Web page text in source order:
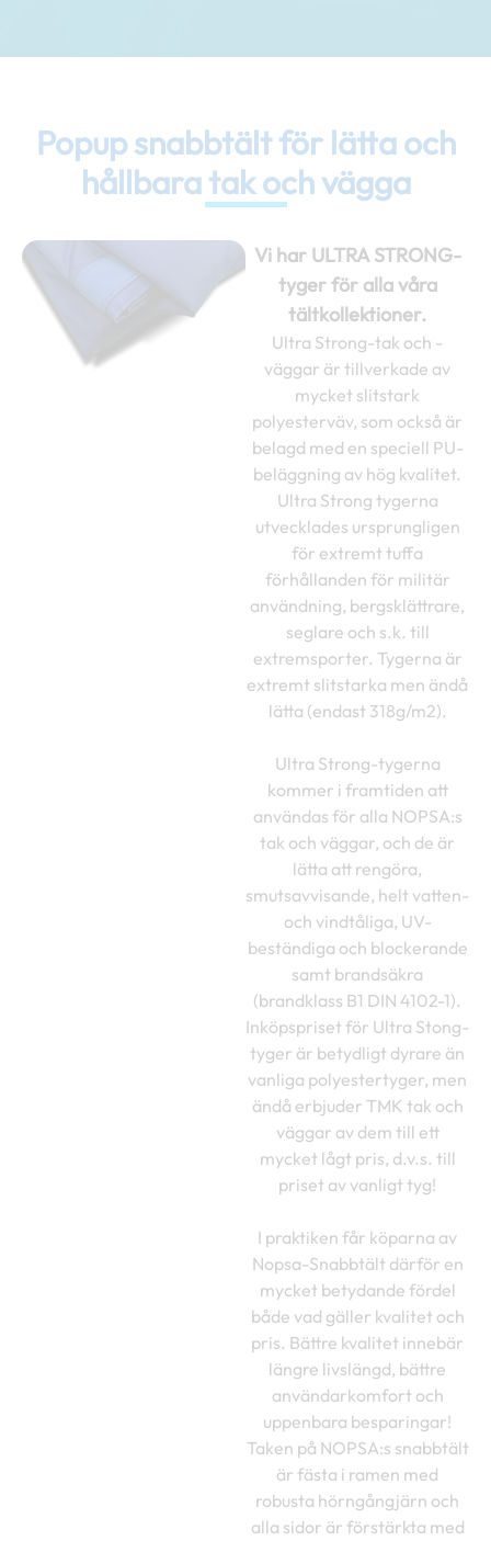
Popup snabbtält för lätta och
hållbara tak och vägga
Vi har ULTRA STRONG-
tyger för alla våra
tältkollektioner.
Ultra Strong-tak och -
väggar är tillverkade av
mycket slitstark
polyesterväv, som också är
belagd med en speciell PU-
beläggning av hög kvalitet.
Ultra Strong tygerna
utvecklades ursprungligen
för extremt tuffa
förhållanden för militär
användning, bergsklättrare,
seglare och s.k. till
extremsporter. Tygerna är
extremt slitstarka men ändå
lätta (endast 318g/m2).
Ultra Strong-tygerna
kommer i framtiden att
användas för alla NOPSA:s
tak och väggar, och de är
lätta att rengöra,
smutsavvisande, helt vatten-
och vindtåliga, UV-
beständiga och blockerande
samt brandsäkra
(brandklass B1 DIN 4102-1).
Inköpspriset för Ultra Stong-
tyger är betydligt dyrare än
vanliga polyestertyger, men
ändå erbjuder TMK tak och
väggar av dem till ett
mycket lågt pris, d.v.s. till
priset av vanligt tyg!
I praktiken får köparna av
Nopsa-Snabbtält därför en
mycket betydande fördel
både vad gäller kvalitet och
pris. Bättre kvalitet innebär
längre livslängd, bättre
användarkomfort och
uppenbara besparingar!
Taken på NOPSA:s snabbtält
är fästa i ramen med
robusta hörngångjärn och
alla sidor är förstärkta med